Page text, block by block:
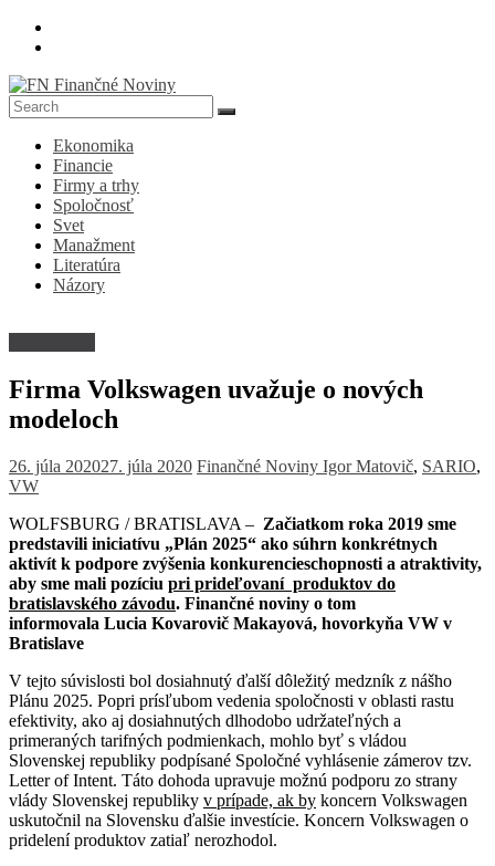
Skip
FN
Finančné
Noviny
Denník
ekonomike
spoločnosti
Ekonomika
Financie
Firmy a trhy
Spoločnosť
Svet
Manažment
Literatúra
Názory
Firma Volkswagen uvažuje o nových
modeloch
26. júla 202027. júla 2020 Finančné Noviny Igor Matovič, SARIO,
VW
WOLFSBURG / BRATISLAVA – Začiatkom roka 2019 sme
predstavili iniciatívu „Plán 2025“ ako súhrn konkrétnych
aktivít k podpore zvýšenia konkurencieschopnosti a atraktivity,
aby sme mali pozíciu pri prideľovaní produktov do
bratislavského závodu. Finančné noviny o tom
informovala Lucia Kovarovič Makayová, hovorkyňa VW v
Bratislave
V tejto súvislosti bol dosiahnutý ďalší dôležitý medzník z nášho
Plánu 2025. Popri prísľubom vedenia spoločnosti v oblasti rastu
efektivity, ako aj dosiahnutých dlhodobo udržateľných a
primeraných tarifných podmienkach, mohlo byť s vládou
Slovenskej republiky podpísané Spoločné vyhlásenie zámerov tzv.
Letter of Intent. Táto dohoda upravuje možnú podporu zo strany
vlády Slovenskej republiky v prípade, ak by koncern Volkswagen
uskutočnil na Slovensku ďalšie investície. Koncern Volkswagen o
pridelení produktov zatiaľ nerozhodol.